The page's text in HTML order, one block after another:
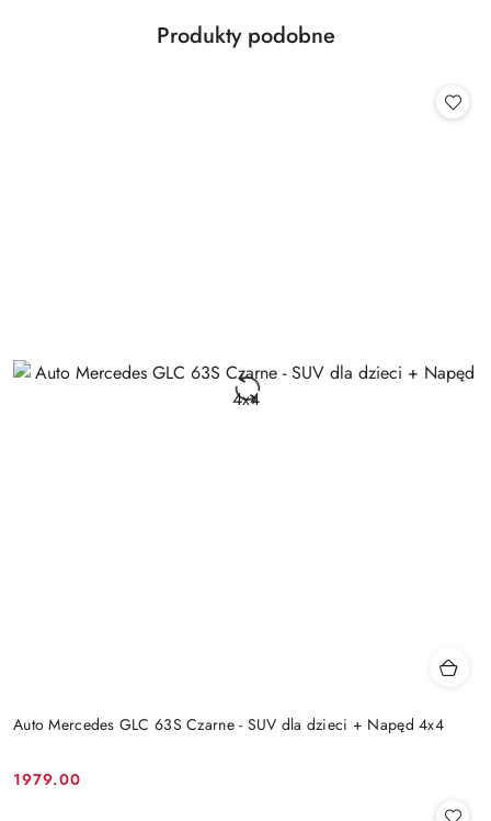
Pomiń karuzelę produktów
Produkty
Produkty podobne
Auto Mercedes GLC 63S Czarne - SUV dla dzieci + Napęd 4x4
Cena:
1979.00